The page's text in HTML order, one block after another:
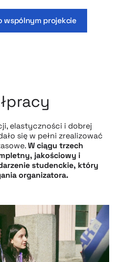
wspólnym projekcie
elastyczności i dobrej
się w pełni zrealizować
W ciągu trzech
jakościowy i
studenckie, który
organizatora.